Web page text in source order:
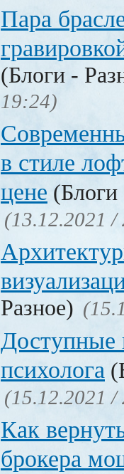
Пара
(Блоги -
19:24)
в стиле
цене (Блоги
(13.12.2021 /
Разное)
Доступные
психолога
(15.12.2021 /
Как
брокера